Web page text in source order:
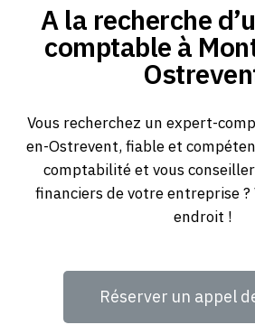
A la recherche
comptable à
Vous recherchez un expert-
en-Ostrevent, fiable et
comptabilité et vous
financiers de votre entreprise ?
endroit !
Réserver un appel